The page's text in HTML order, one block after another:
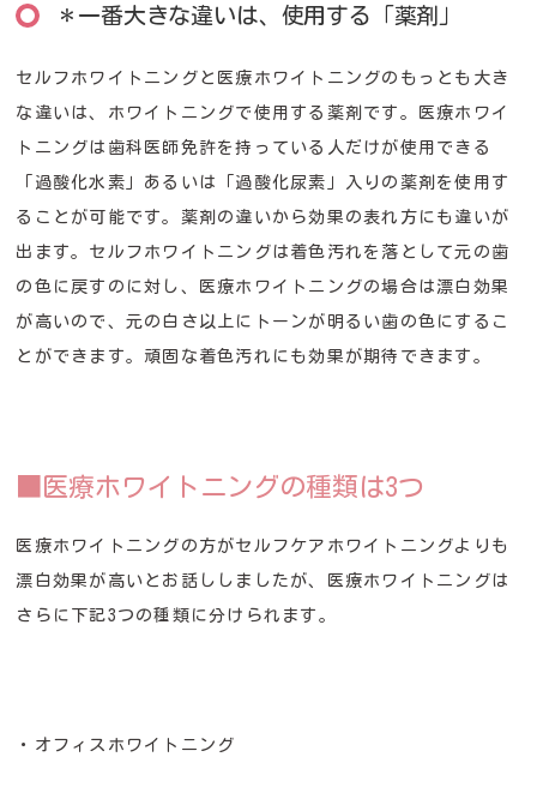
＊一番大きな違いは、使用する「薬剤」
セルフホワイトニングと医療ホワイトニングのもっとも大き
な違いは、ホワイトニングで使用する薬剤です。医療ホワイ
トニングは歯科医師免許を持っている人だけが使用できる
「過酸化水素」あるいは「過酸化尿素」入りの薬剤を使用す
ることが可能です。薬剤の違いから効果の表れ方にも違いが
出ます。セルフホワイトニングは着色汚れを落として元の歯
の色に戻すのに対し、医療ホワイトニングの場合は漂白効果
が高いので、元の白さ以上にトーンが明るい歯の色にするこ
とができます。頑固な着色汚れにも効果が期待できます。
■医療ホワイトニングの種類は3つ
医療ホワイトニングの方がセルフケアホワイトニングよりも
漂白効果が高いとお話ししましたが、医療ホワイトニングは
さらに下記3つの種類に分けられます。
・オフィスホワイトニング